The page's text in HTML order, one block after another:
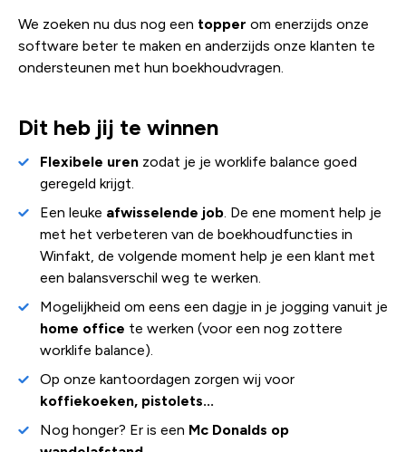
We zoeken nu dus nog een topper om enerzijds onze
software beter te maken en anderzijds onze klanten te
ondersteunen met hun boekhoudvragen.
Dit heb jij te winnen
Flexibele uren zodat je je worklife balance goed
geregeld krijgt.
Een leuke afwisselende job. De ene moment help je
met het verbeteren van de boekhoudfuncties in
Winfakt, de volgende moment help je een klant met
een balansverschil weg te werken.
Mogelijkheid om eens een dagje in je jogging vanuit je
home office te werken (voor een nog zottere
worklife balance).
Op onze kantoordagen zorgen wij voor
koffiekoeken, pistolets...
Nog honger? Er is een Mc Donalds op